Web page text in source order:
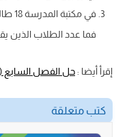
فما عدد الطلاب الذين
إقرأ أيضا :حل الفصل السابع (
كتب متعلقة